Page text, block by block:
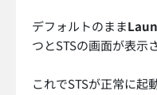
デフォルトのまま
つとSTSの画面が表示
これでSTSが正常に起